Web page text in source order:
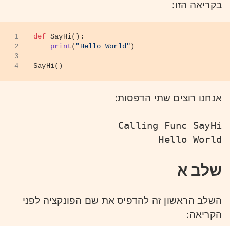
בקריאה הזו:
1
2
3
4
def SayHi():
print( "Hello World")
SayHi()
אנחנו רוצים שתי הדפסות:
Calling Func SayHi
Hello World
שלב א
השלב הראשון זה להדפיס את שם הפונקציה לפני
הקריאה: